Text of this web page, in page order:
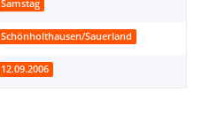
Samstag
Schönholthausen/Sauerland
12.09.2006